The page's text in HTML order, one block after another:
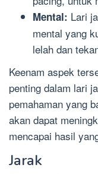
Mental: Lari
mental yang
lelah dan
Keenam aspek
penting dalam lari
pemahaman yang
akan dapat
mencapai hasil
Jarak